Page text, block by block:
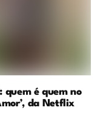
quem é quem no
da Netflix